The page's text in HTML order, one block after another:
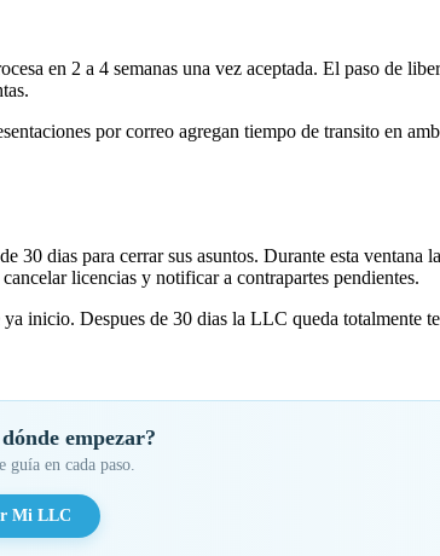
en 2 a 4 semanas una vez aceptada. El paso de
por correo agregan tiempo de transito en
dias para cerrar sus asuntos. Durante esta ventana
licencias y notificar a contrapartes pendientes.
inicio. Despues de 30 dias la LLC queda totalmente
empezar?
guía en cada paso.
Mi LLC